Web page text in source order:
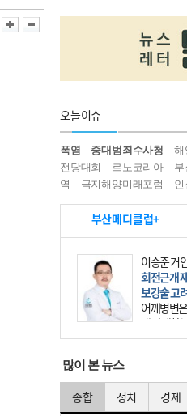
오늘이슈
폭염 중대범죄수사청 해
전당대회
르노코리아 부
역
극지해양미래포럼 인
부산메디클럽+
이승준 거
회전근개
보강술 고
어깨병변
에 발생
는 오십견
많이 본 뉴스
종합 정치 경제